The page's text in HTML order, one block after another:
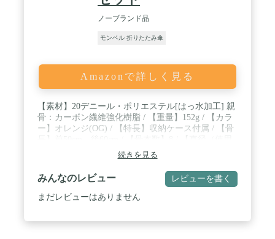
ノーブランド品
モンベル 折りたたみ傘
Amazonで詳しく見る
【素材】20デニール・ポリエステル[はっ水加工] 親
骨：カーボン繊維強化樹脂 / 【重量】152g / 【カラ
ー】オレンジ(OG) / 【特長】収納ケース付属 / 【骨
時）】92cm / 【折り畳み時】26.5cm / 【傘袋収納
寸】29cm / 【簡易防水傘袋セット】
続きを見る
みんなのレビュー レビューを書く
まだレビューはありません